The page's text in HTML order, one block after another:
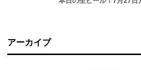
アーカイブ